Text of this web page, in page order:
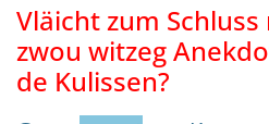
Vläicht zum
zwou witzeg
de Kulissen?